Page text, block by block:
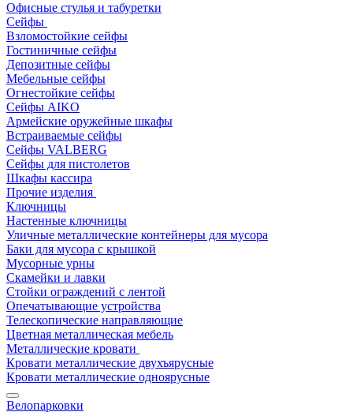
Офисные стулья и табуретки
Сейфы
Взломостойкие сейфы
Гостиничные сейфы
Депозитные сейфы
Мебельные сейфы
Огнестойкие сейфы
Сейфы AIKO
Армейские оружейные шкафы
Встраиваемые сейфы
Сейфы VALBERG
Сейфы для пистолетов
Шкафы кассира
Прочие изделия
Ключницы
Настенные ключницы
Уличные металлические контейнеры для мусора
Баки для мусора с крышкой
Мусорные урны
Скамейки и лавки
Стойки ограждений с лентой
Опечатывающие устройства
Телескопические направляющие
Цветная металлическая мебель
Металлические кровати
Кровати металлические двухъярусные
Кровати металлические одноярусные
Велопарковки